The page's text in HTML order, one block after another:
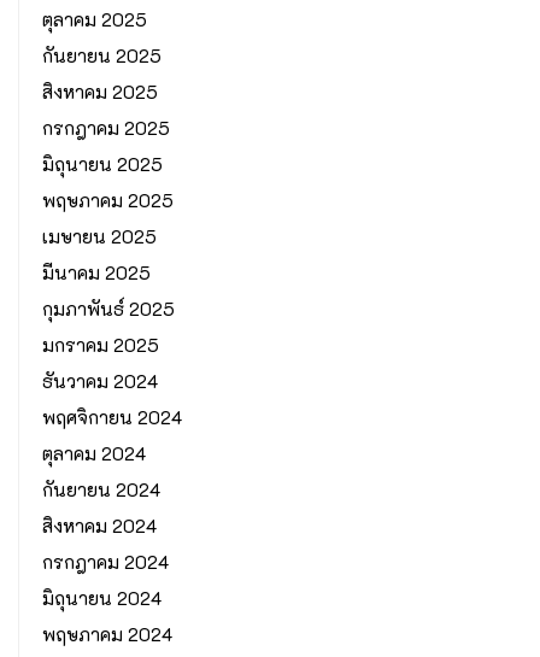
ตุลาคม 2025
กันยายน 2025
สิงหาคม 2025
กรกฎาคม 2025
มิถุนายน 2025
พฤษภาคม 2025
เมษายน 2025
มีนาคม 2025
กุมภาพันธ์ 2025
มกราคม 2025
ธันวาคม 2024
พฤศจิกายน 2024
ตุลาคม 2024
กันยายน 2024
สิงหาคม 2024
กรกฎาคม 2024
มิถุนายน 2024
พฤษภาคม 2024